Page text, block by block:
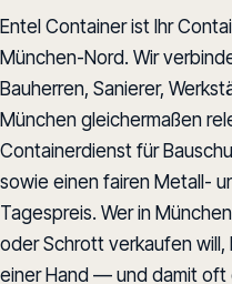
Entel Container ist Ihr
München-Nord. Wir
Bauherren, Sanierer,
München gleichermaßen
Containerdienst für
sowie einen fairen Metall-
Tagespreis. Wer in
oder Schrott verkaufen
einer Hand — und damit